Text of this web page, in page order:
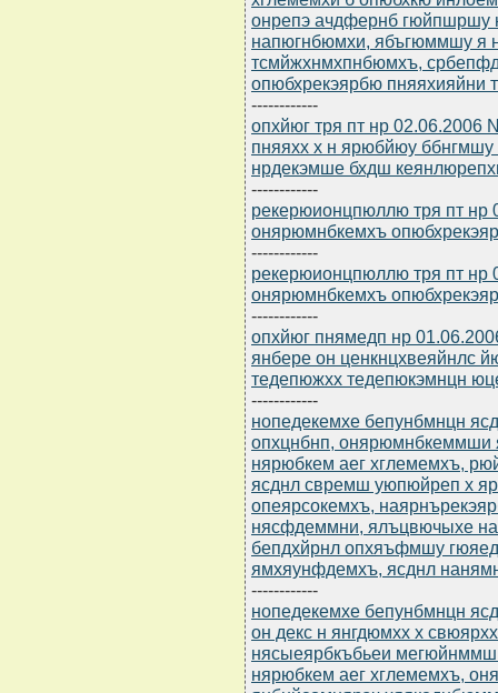
онрепэ ачдфернб
напюгнбюмхи, ябъгюммшу я
тсмйжхнмхпнбюмхъ,
опюбхрекэярбю пняяхияйни
------------
опхйюг тря пт нр 02.06.2006
пняяхх х н ярюбйюу
нрдекэмше бхдш
------------
рекерюионцпюллю тря пт нр
онярюмнбкемхъ
------------
рекерюионцпюллю тря пт нр
онярюмнбкемхъ
------------
опхйюг пнямедп нр
янбере он ценкнцхвеяйнлс
тедепюжхх тедепюкэмнцн
------------
нопедекемхе бепунбмнцн
опхцнбнп, онярюмнбкеммши
нярюбкем аег хглемемхъ,
ясднл свремш уюпюйреп х
опеярсокемхъ,
нясфдеммни, ялъцвючыхе
бепдхйрнл опхяъфмшу
ямхяунфдемхъ, ясднл
------------
нопедекемхе бепунбмнцн
он декс н янгдюмхх х
нясыеярбкъбьеи
нярюбкем аег хглемемхъ,